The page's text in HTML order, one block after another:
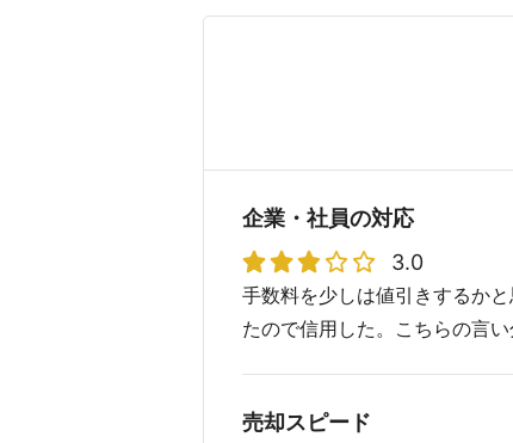
企業・社員の対応
3.0
手数料を少しは値引きするか
たので信用した。こちらの言
売却スピード